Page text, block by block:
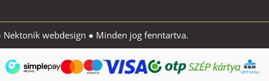
Nektonik webdesign ● Minden jog fenntartva.